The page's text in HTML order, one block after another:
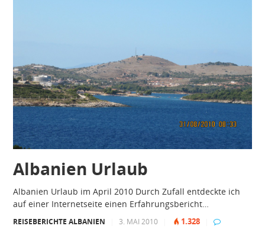
Albanien Urlaub
Albanien Urlaub im April 2010 Durch Zufall entdeckte ich
auf einer Internetseite einen Erfahrungsbericht…
REISEBERICHTE ALBANIEN 3. MAI 2010 1.328